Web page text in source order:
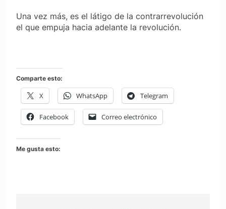
Una vez más, es el látigo de la contrarrevolución
el que empuja hacia adelante la revolución.
Comparte esto:
X WhatsApp Telegram
Facebook Correo electrónico
Me gusta esto: